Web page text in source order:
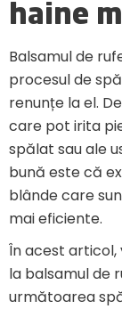
haine
Balsamul de
procesul de
renunțe la el.
care pot irita
spălat sau ale
bună este că
blânde care
mai eficiente.
În acest
la balsamul de
următoarea